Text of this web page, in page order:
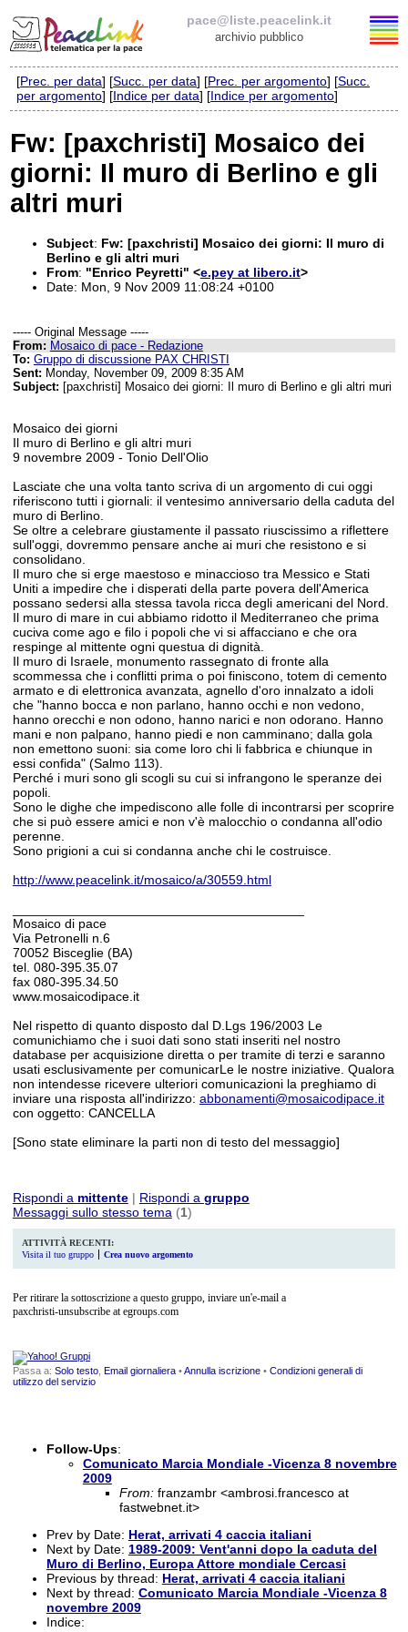
pace@liste.peacelink.it
archivio pubblico
Elenco delle liste
Iscrizione / Cancellazione
Policy delle liste di PeaceLink
Informativa sulla privacy
Richieste di rimozione
[Prec. per data] [Succ. per data] [Prec. per argomento] [Succ.
per argomento] [Indice per data] [Indice per argomento]
Fw: [paxchristi] Mosaico dei
giorni: Il muro di Berlino e gli
altri muri
Subject: Fw: [paxchristi] Mosaico dei giorni: Il muro di
Berlino e gli altri muri
From: "Enrico Peyretti" <e.pey at libero.it>
Date: Mon, 9 Nov 2009 11:08:24 +0100
----- Original Message -----
From: Mosaico di pace - Redazione
To: Gruppo di discussione PAX CHRISTI
Sent: Monday, November 09, 2009 8:35 AM
Subject: [paxchristi] Mosaico dei giorni: Il muro di Berlino e gli altri muri
Mosaico dei giorni
Il muro di Berlino e gli altri muri
9 novembre 2009 - Tonio Dell'Olio
Lasciate che una volta tanto scriva di un argomento di cui oggi
riferiscono tutti i giornali: il ventesimo anniversario della caduta del
muro di Berlino.
Se oltre a celebrare giustamente il passato riuscissimo a riflettere
sull'oggi, dovremmo pensare anche ai muri che resistono e si
consolidano.
Il muro che si erge maestoso e minaccioso tra Messico e Stati
Uniti a impedire che i disperati della parte povera dell'America
possano sedersi alla stessa tavola ricca degli americani del Nord.
Il muro di mare in cui abbiamo ridotto il Mediterraneo che prima
cuciva come ago e filo i popoli che vi si affacciano e che ora
respinge al mittente ogni questua di dignità.
Il muro di Israele, monumento rassegnato di fronte alla
scommessa che i conflitti prima o poi finiscono, totem di cemento
armato e di elettronica avanzata, agnello d'oro innalzato a idoli
che "hanno bocca e non parlano, hanno occhi e non vedono,
hanno orecchi e non odono, hanno narici e non odorano. Hanno
mani e non palpano, hanno piedi e non camminano; dalla gola
non emettono suoni: sia come loro chi li fabbrica e chiunque in
essi confida" (Salmo 113).
Perché i muri sono gli scogli su cui si infrangono le speranze dei
popoli.
Sono le dighe che impediscono alle folle di incontrarsi per scoprire
che si può essere amici e non v'è malocchio o condanna all'odio
perenne.
Sono prigioni a cui si condanna anche chi le costruisce.
http://www.peacelink.it/mosaico/a/30559.html
Mosaico di pace
Via Petronelli n.6
70052 Bisceglie (BA)
tel. 080-395.35.07
fax 080-395.34.50
www.mosaicodipace. it
Nel rispetto di quanto disposto dal D.Lgs 196/2003 Le
comunichiamo che i suoi dati sono stati inseriti nel nostro
database per acquisizione diretta o per tramite di terzi e saranno
usati esclusivamente per comunicarLe le nostre iniziative. Qualora
non intendesse ricevere ulteriori comunicazioni la preghiamo di
inviare una risposta all'indirizzo: abbonamenti@mosaicodipace. it
con oggetto: CANCELLA
[Sono state eliminare la parti non di testo del messaggio]
Rispondi a mittente| Rispondi a gruppo
Messaggi sullo stesso tema(1)
ATTIVITÀ RECENTI:
Visita il tuo gruppo
Crea nuovo argomento
Per ritirare la sottoscrizione a questo gruppo, inviare un'e-mail a
paxchristi-unsubscribe at egroups.com
Passa a: Solo testo, Email giornaliera•Annulla iscrizione• Condizioni generali di
utilizzo del servizio
Follow-Ups:
Comunicato Marcia Mondiale -Vicenza 8 novembre
2009
From:franzambr <ambrosi.francesco at
fastwebnet.it>
Prev by Date: Herat, arrivati 4 caccia italiani
Next by Date: 1989-2009: Vent'anni dopo la caduta del
Muro di Berlino, Europa Attore mondiale Cercasi
Previous by thread: Herat, arrivati 4 caccia italiani
Next by thread: Comunicato Marcia Mondiale -Vicenza 8
novembre 2009
Indice: